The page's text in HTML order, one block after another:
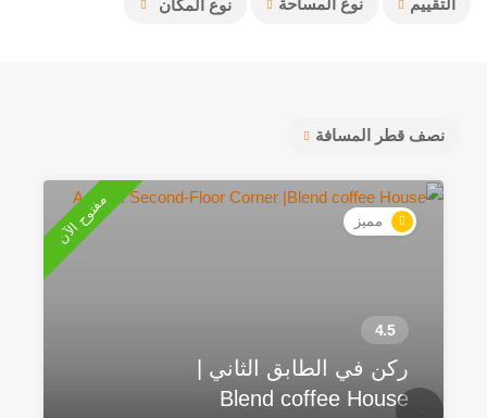
نوع المكان التقييم نوع المساحة
نصف قطر المسافة
مميز مفتوح الآن
ركن في الطابق الثاني |
Blend coffee House